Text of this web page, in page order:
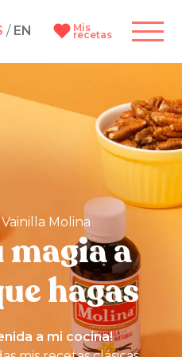
/ EN Mis
recetas
Molina
a
hagas
a mi cocina!